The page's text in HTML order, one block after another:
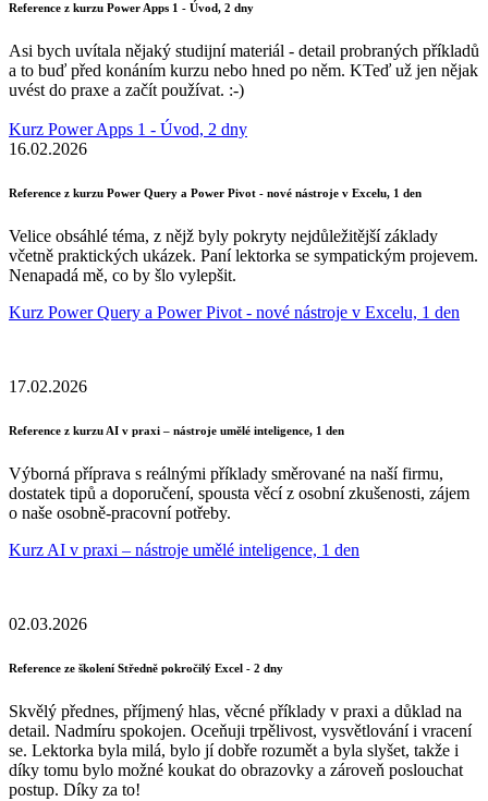
Reference z kurzu Power Apps 1 - Úvod, 2 dny
Asi bych uvítala nějaký studijní materiál - detail probraných příkladů
a to buď před konáním kurzu nebo hned po něm. KTeď už jen nějak
uvést do praxe a začít používat. :-)
Kurz Power Apps 1 - Úvod, 2 dny
16.02.2026
Reference z kurzu Power Query a Power Pivot - nové nástroje v Excelu, 1 den
Velice obsáhlé téma, z nějž byly pokryty nejdůležitější základy
včetně praktických ukázek. Paní lektorka se sympatickým projevem.
Nenapadá mě, co by šlo vylepšit.
Kurz Power Query a Power Pivot - nové nástroje v Excelu, 1 den
17.02.2026
Reference z kurzu AI v praxi – nástroje umělé inteligence, 1 den
Výborná příprava s reálnými příklady směrované na naší firmu,
dostatek tipů a doporučení, spousta věcí z osobní zkušenosti, zájem
o naše osobně-pracovní potřeby.
Kurz AI v praxi – nástroje umělé inteligence, 1 den
02.03.2026
Reference ze školení Středně pokročilý Excel - 2 dny
Skvělý přednes, příjmený hlas, věcné příklady v praxi a důklad na
detail. Nadmíru spokojen. Oceňuji trpělivost, vysvětlování i vracení
se. Lektorka byla milá, bylo jí dobře rozumět a byla slyšet, takže i
díky tomu bylo možné koukat do obrazovky a zároveň poslouchat
postup. Díky za to!